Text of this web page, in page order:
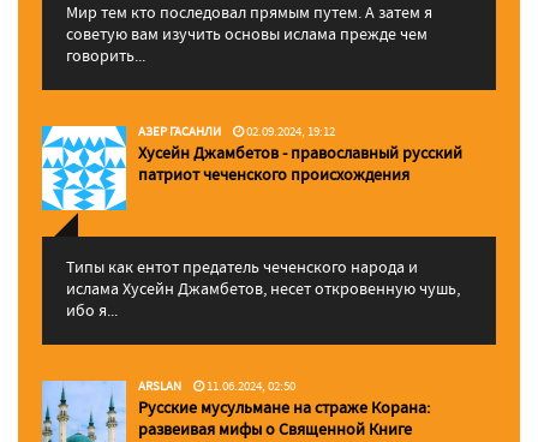
Мир тем кто последовал прямым путем. А затем я
советую вам изучить основы ислама прежде чем
говорить...
АЗЕР ГАСАНЛИ 02.09.2024, 19:12
Хусейн Джамбетов - православный русский
патриот чеченского происхождения
Типы как ентот предатель чеченского народа и
ислама Хусейн Джамбетов, несет откровенную чушь,
ибо я...
ARSLAN 11.06.2024, 02:50
Русские мусульмане на страже Корана:
pазвеивая мифы о Священной Книге